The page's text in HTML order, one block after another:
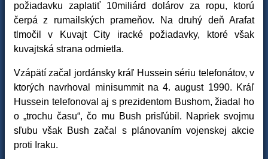
požiadavku zaplatiť 10miliárd dolárov za ropu, ktorú
čerpá z rumailských prameňov. Na druhý deň Arafat
tlmočil v Kuvajt City iracké požiadavky, ktoré však
kuvajtská strana odmietla.
Vzápätí začal jordánsky kráľ Hussein sériu telefonátov, v
ktorých navrhoval minisummit na 4. august 1990. Kráľ
Hussein telefonoval aj s prezidentom Bushom, žiadal ho
o „trochu času“, čo mu Bush prisľúbil. Napriek svojmu
sľubu však Bush začal s plánovaním vojenskej akcie
proti Iraku.